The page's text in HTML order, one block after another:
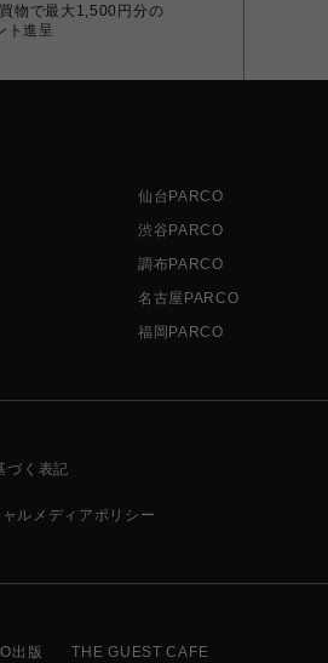
物で最大1,500円分の
ト進呈
仙台PARCO
渋谷PARCO
調布PARCO
名古屋PARCO
福岡PARCO
づく表記
ルメディアポリシー
出版 THE GUEST CAFE